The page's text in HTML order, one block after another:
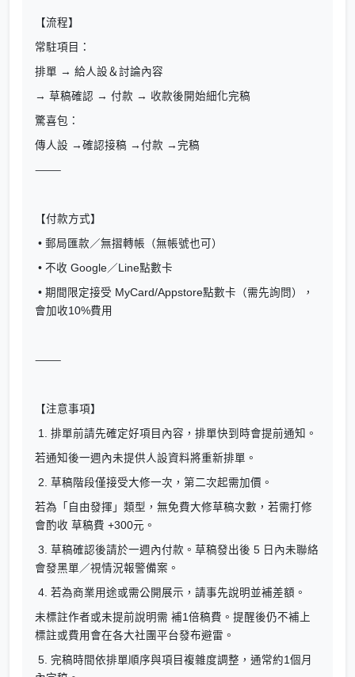
【流程】
常駐項目：
排單 → 給人設＆討論內容
→ 草稿確認 → 付款 → 收款後開始細化完稿
驚喜包：
傳人設 →確認接稿 →付款 →完稿
⸻
【付款方式】
• 郵局匯款／無摺轉帳（無帳號也可）
• 不收 Google／Line點數卡
• 期間限定接受 MyCard/Appstore點數卡（需先詢問），
會加收10%費用
⸻
【注意事項】
1. 排單前請先確定好項目內容，排單快到時會提前通知。
若通知後一週內未提供人設資料將重新排單。
2. 草稿階段僅接受大修一次，第二次起需加價。
若為「自由發揮」類型，無免費大修草稿次數，若需打修
會酌收 草稿費 +300元。
3. 草稿確認後請於一週內付款。草稿發出後 5 日內未聯絡
會發黑單／視情況報警備案。
4. 若為商業用途或需公開展示，請事先說明並補差額。
未標註作者或未提前說明需 補1倍稿費。提醒後仍不補上
標註或費用會在各大社團平台發布避雷。
5. 完稿時間依排單順序與項目複雜度調整，通常約1個月